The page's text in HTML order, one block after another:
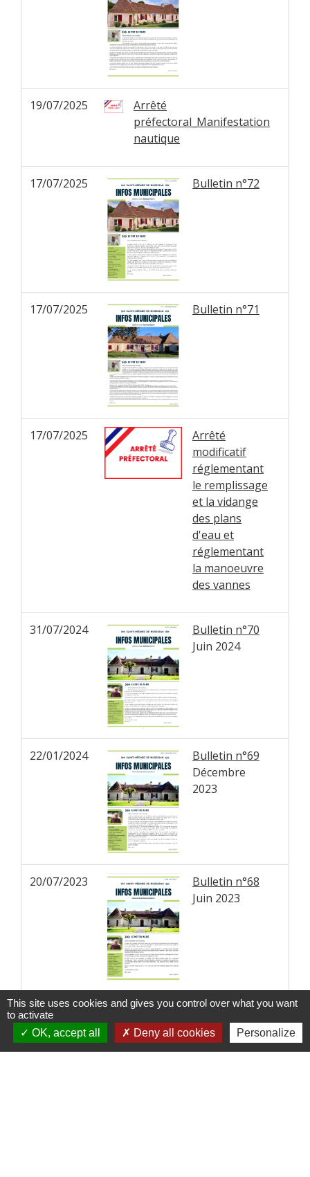
19/07/2025
Arrêté
préfectoral_Manifestation
nautique
17/07/2025 Bulletin n°72
17/07/2025 Bulletin n°71
17/07/2025
Arrêté
modificatif
réglementant
le remplissage
et la vidange
des plans
d'eau et
réglementant
la manoeuvre
des vannes
31/07/2024
Bulletin n°70
Juin 2024
22/01/2024
Bulletin n°69
Décembre
2023
20/07/2023
Bulletin n°68
Juin 2023
1-2
This site uses cookies and gives you control over what you want
to activate
OK, accept all
Deny all cookies Personalize